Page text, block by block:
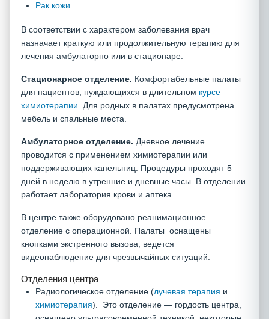
Рак кожи
В соответствии с характером заболевания врач
назначает краткую или продолжительную терапию для
лечения амбулаторно или в стационаре.
Стационарное отделение. Комфортабельные палаты
для пациентов, нуждающихся в длительном курсе
химиотерапии . Для родных в палатах предусмотрена
мебель и спальные места.
Амбулаторное отделение. Дневное лечение
проводится с применением химиотерапии или
поддерживающих капельниц. Процедуры проходят 5
дней в неделю в утренние и дневные часы. В отделении
работает лаборатория крови и аптека.
В центре также оборудовано реанимационное
отделение с операционной. Палаты оснащены
кнопками экстренного вызова, ведется
видеонаблюдение для чрезвычайных ситуаций.
Отделения центра
Радиологическое отделение (лучевая терапия и
химиотерапия). Это отделение — гордость центра,